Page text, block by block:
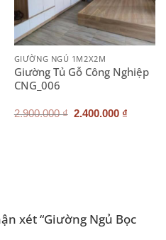
GIƯỜNG NGỦ 1M2X2M
Giường Tủ Gỗ Công Nghiệp
CNG_006
2.900.000₫ Giá
2.400.000 ₫
xét “Giường Ngủ Bọc